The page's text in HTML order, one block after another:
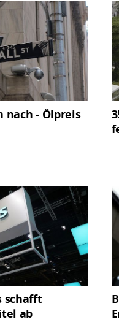
nach - Ölpreis
schafft
ab